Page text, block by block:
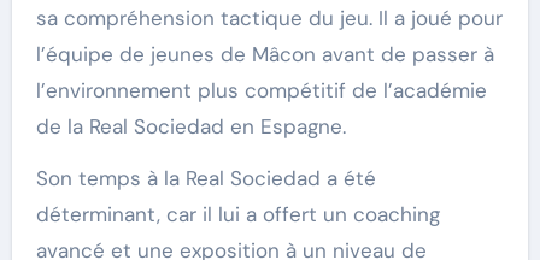
sa compréhension tactique du jeu. Il a joué pour
l’équipe de jeunes de Mâcon avant de passer à
l’environnement plus compétitif de l’académie
de la Real Sociedad en Espagne.
Son temps à la Real Sociedad a été
déterminant, car il lui a offert un coaching
avancé et une exposition à un niveau de